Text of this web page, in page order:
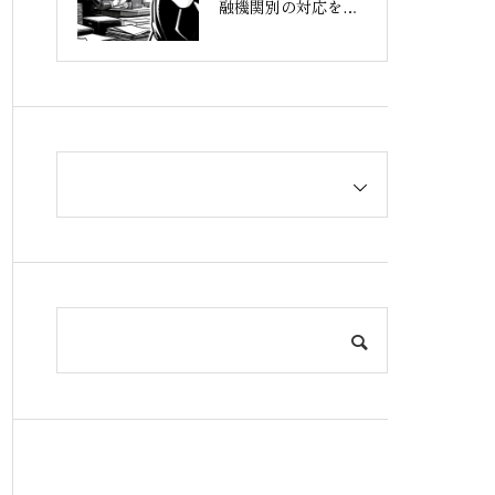
融機関別の対応を解